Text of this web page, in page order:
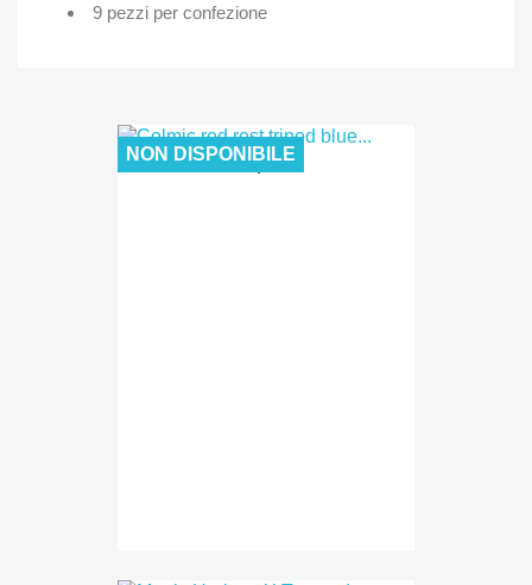
9 pezzi per confezione
24,50 €
NON DISPONIBILE